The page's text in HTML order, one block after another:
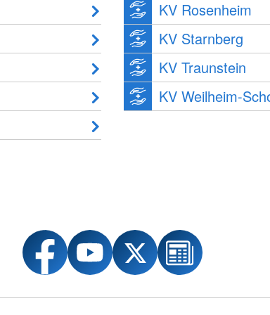
KV Rosenheim
KV Starnberg
KV Traunstein
KV Weilheim-